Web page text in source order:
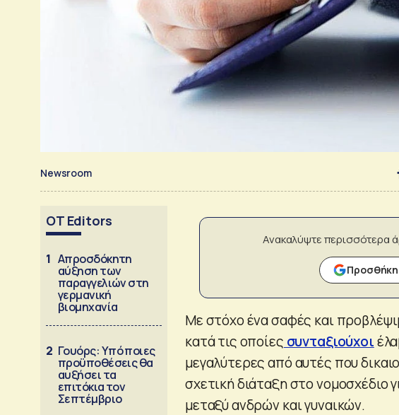
Newsroom
OT Editors
1 Απροσδόκητη
αύξηση των
παραγγελιών στη
γερμανική
βιομηχανία
2 Γουόρς: Υπό ποιες
προϋποθέσεις θα
αυξήσει τα
επιτόκια τον
Σεπτέμβριο
Ανακαλύψτε περισσότερα
Με στόχο ένα σαφές και
κατά τις οποίες συνταξιούχοι
μεγαλύτερες από αυτές που
σχετική διάταξη στο νομοσχέδιο
μεταξύ ανδρών και γυναικών.